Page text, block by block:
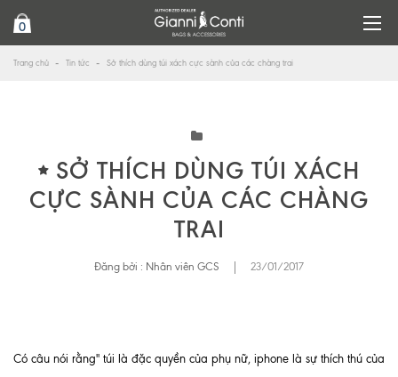
0
Trang chủ Tin tức Sở thích dùng túi xách cực sành của các chàng trai
SỞ THÍCH DÙNG TÚI XÁCH
CỰC SÀNH CỦA CÁC CHÀNG
TRAI
Đăng bởi : Nhân viên GCS 23/01/2017
Có câu nói rằng" túi là đặc quyền của phụ nữ, iphone là sự thích thú của